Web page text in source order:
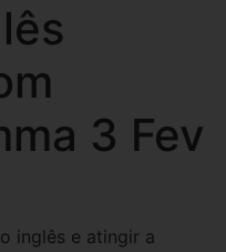
3 Fev
inglês e atingir a